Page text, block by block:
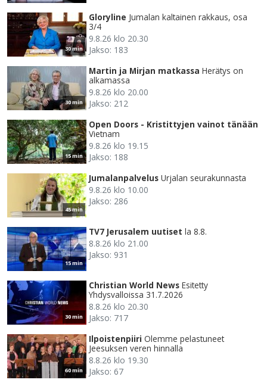
30 min
Gloryline Jumalan kaltainen rakkaus, osa
3/4
9.8.26 klo 20.30
Jakso: 183
30 min
Martin ja Mirjan matkassa Herätys on
alkamassa
9.8.26 klo 20.00
Jakso: 212
15 min
Open Doors - Kristittyjen vainot tänään
Vietnam
9.8.26 klo 19.15
Jakso: 188
45 min
Jumalanpalvelus Urjalan seurakunnasta
9.8.26 klo 10.00
Jakso: 286
15 min
TV7 Jerusalem uutiset la 8.8.
8.8.26 klo 21.00
Jakso: 931
30 min
Christian World News Esitetty
Yhdysvalloissa 31.7.2026
8.8.26 klo 20.30
Jakso: 717
60 min
Ilpoistenpiiri Olemme pelastuneet
Jeesuksen veren hinnalla
8.8.26 klo 19.30
Jakso: 67